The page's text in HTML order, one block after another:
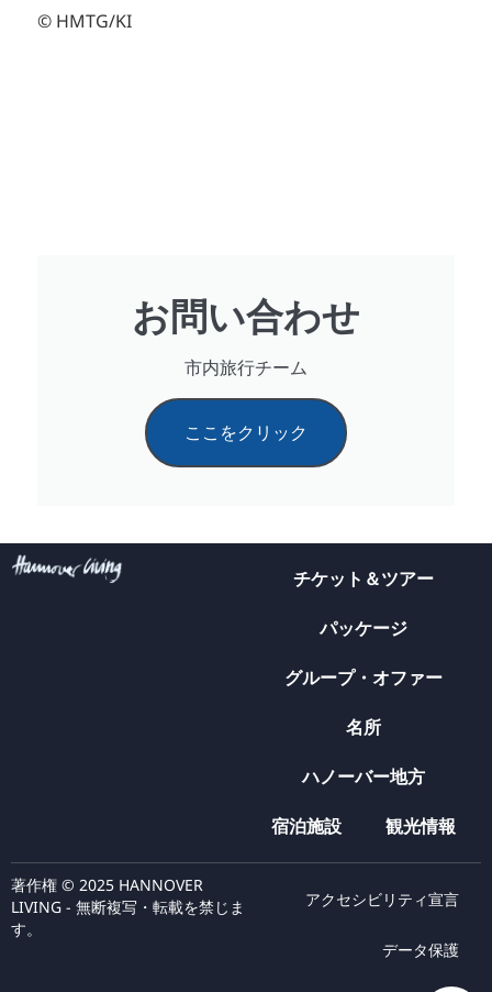
© HMTG/KI
お問い合わせ
市内旅行チーム
ここをクリック
チケット＆ツアー
パッケージ
グループ・オファー
名所
ハノーバー地方
宿泊施設 観光情報
著作権 © 2025 HANNOVER
LIVING - 無断複写・転載を禁じま
す。
アクセシビリティ宣言
データ保護